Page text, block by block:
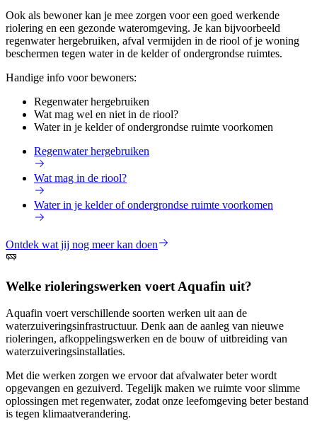
Ook als bewoner kan je mee zorgen voor een goed werkende
riolering en een gezonde wateromgeving. Je kan bijvoorbeeld
regenwater hergebruiken, afval vermijden in de riool of je woning
beschermen tegen water in de kelder of ondergrondse ruimtes.
Handige info voor bewoners:
Regenwater hergebruiken
Wat mag wel en niet in de riool?
Water in je kelder of ondergrondse ruimte voorkomen
Regenwater hergebruiken
Wat mag in de riool?
Water in je kelder of ondergrondse ruimte voorkomen
Ontdek wat jij nog meer kan doen
Welke rioleringswerken voert Aquafin uit?
Aquafin voert verschillende soorten werken uit aan de
waterzuiveringsinfrastructuur. Denk aan de aanleg van nieuwe
rioleringen, afkoppelingswerken en de bouw of uitbreiding van
waterzuiveringsinstallaties.
Met die werken zorgen we ervoor dat afvalwater beter wordt
opgevangen en gezuiverd. Tegelijk maken we ruimte voor slimme
oplossingen met regenwater, zodat onze leefomgeving beter bestand
is tegen klimaatverandering.